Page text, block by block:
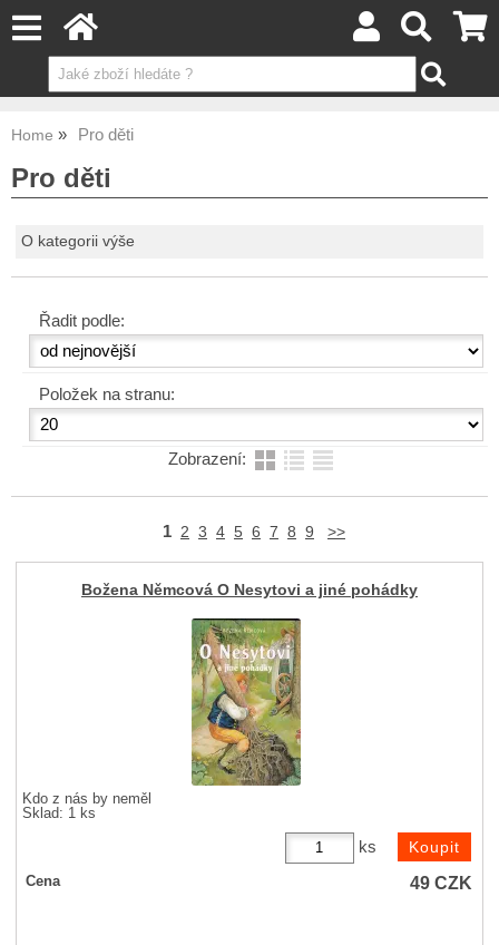
Home Pro děti
Pro děti
O kategorii výše
Řadit podle:
Položek na stranu:
Zobrazení:
1 2 3 4 5 6 7 8 9 >>
Božena Němcová O Nesytovi a jiné pohádky
Kdo z nás by neměl
Sklad: 1 ks
ks
Cena 49CZK